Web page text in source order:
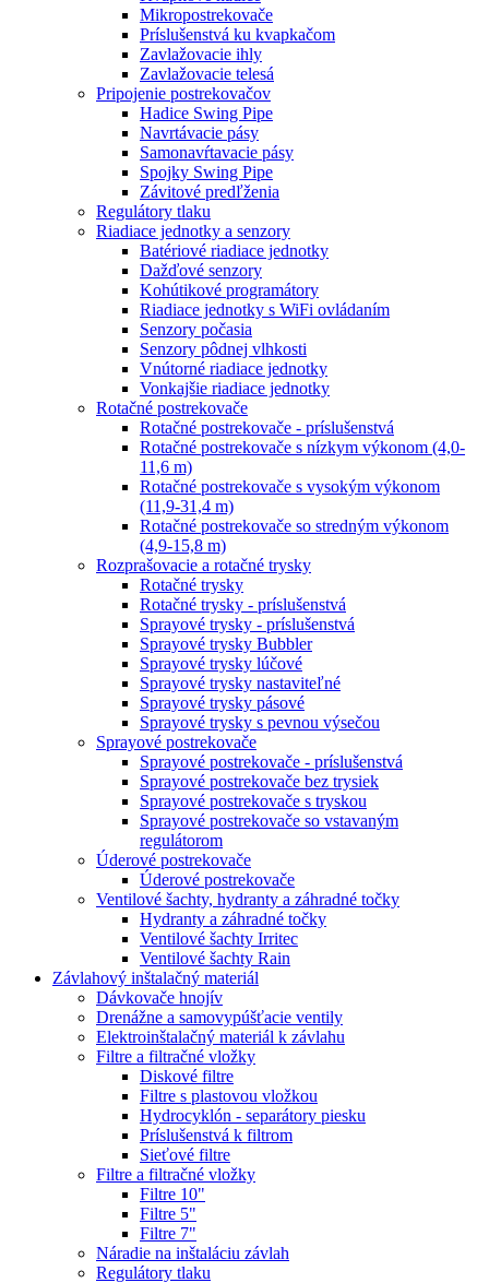
Mikropostrekovače
Príslušenstvá ku kvapkačom
Zavlažovacie ihly
Zavlažovacie telesá
Pripojenie postrekovačov
Hadice Swing Pipe
Navrtávacie pásy
Samonavŕtavacie pásy
Spojky Swing Pipe
Závitové predľženia
Regulátory tlaku
Riadiace jednotky a senzory
Batériové riadiace jednotky
Dažďové senzory
Kohútikové programátory
Riadiace jednotky s WiFi ovládaním
Senzory počasia
Senzory pôdnej vlhkosti
Vnútorné riadiace jednotky
Vonkajšie riadiace jednotky
Rotačné postrekovače
Rotačné postrekovače - príslušenstvá
Rotačné postrekovače s nízkym výkonom (4,0-
11,6 m)
Rotačné postrekovače s vysokým výkonom
(11,9-31,4 m)
Rotačné postrekovače so stredným výkonom
(4,9-15,8 m)
Rozprašovacie a rotačné trysky
Rotačné trysky
Rotačné trysky - príslušenstvá
Sprayové trysky - príslušenstvá
Sprayové trysky Bubbler
Sprayové trysky lúčové
Sprayové trysky nastaviteľné
Sprayové trysky pásové
Sprayové trysky s pevnou výsečou
Sprayové postrekovače
Sprayové postrekovače - príslušenstvá
Sprayové postrekovače bez trysiek
Sprayové postrekovače s tryskou
Sprayové postrekovače so vstavaným
regulátorom
Úderové postrekovače
Úderové postrekovače
Ventilové šachty, hydranty a záhradné točky
Hydranty a záhradné točky
Ventilové šachty Irritec
Ventilové šachty Rain
Závlahový inštalačný materiál
Dávkovače hnojív
Drenážne a samovypúšťacie ventily
Elektroinštalačný materiál k závlahu
Filtre a filtračné vložky
Diskové filtre
Filtre s plastovou vložkou
Hydrocyklón - separátory piesku
Príslušenstvá k filtrom
Sieťové filtre
Filtre a filtračné vložky
Filtre 10"
Filtre 5"
Filtre 7"
Náradie na inštaláciu závlah
Regulátory tlaku